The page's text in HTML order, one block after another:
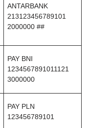
ANTARBANK
213123456789101
2000000 ##
PAY BNI
1234567891011121
3000000
PAY PLN
123456789101